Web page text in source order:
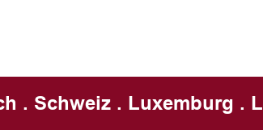
. Schweiz . Luxemburg .